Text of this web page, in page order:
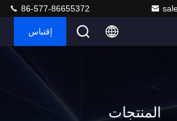
86-577-86655372
إقتباس
المنتجات